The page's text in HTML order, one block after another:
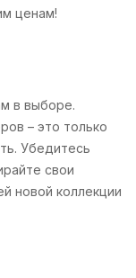
ценам!
в выборе.
– это только
Убедитесь
свои
новой коллекции